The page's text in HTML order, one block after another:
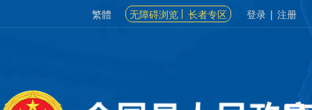
繁體 无障碍浏览 长者专区 登录 | 注册